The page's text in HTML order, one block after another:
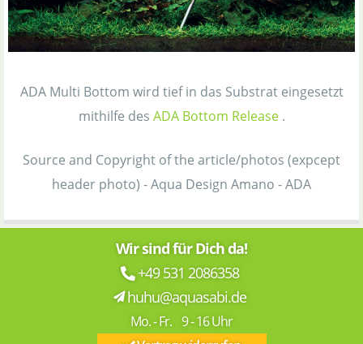
ADA Multi Bottom wird tief in das Substrat eingesetzt
mithilfe des ADA Bottom Release .
Source and Copyright of the article/photos (expcept
header photo) - Aqua Design Amano - ADA
Wir sind für Dich da!
+49 531 2086358
huhu@aquasabi.de
Mo. - Fr. 9 - 16 Uhr